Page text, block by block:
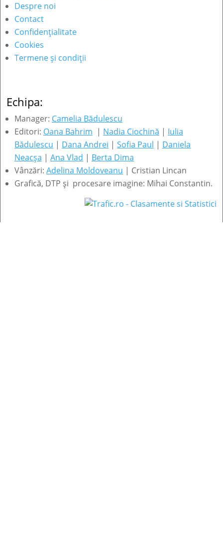
Despre noi
Contact
Confidențialitate
Cookies
Termene și condiții
Echipa:
Manager: Camelia Bădulescu
Editori: Oana Bahrim | Nadia Ciochină | Iulia
Bădulescu | Dana Andrei | Sofia Paul | Daniela
Neacșa | Ana Vlad | Berta Dima
Vânzări: Adelina Moldoveanu | Cristian Lincan
Grafică, DTP și procesare imagine: Mihai Constantin.